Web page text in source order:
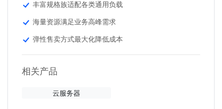
丰富规格族适配各类通用负载
海量资源满足业务高峰需求
弹性售卖方式最大化降低成本
相关产品
云服务器